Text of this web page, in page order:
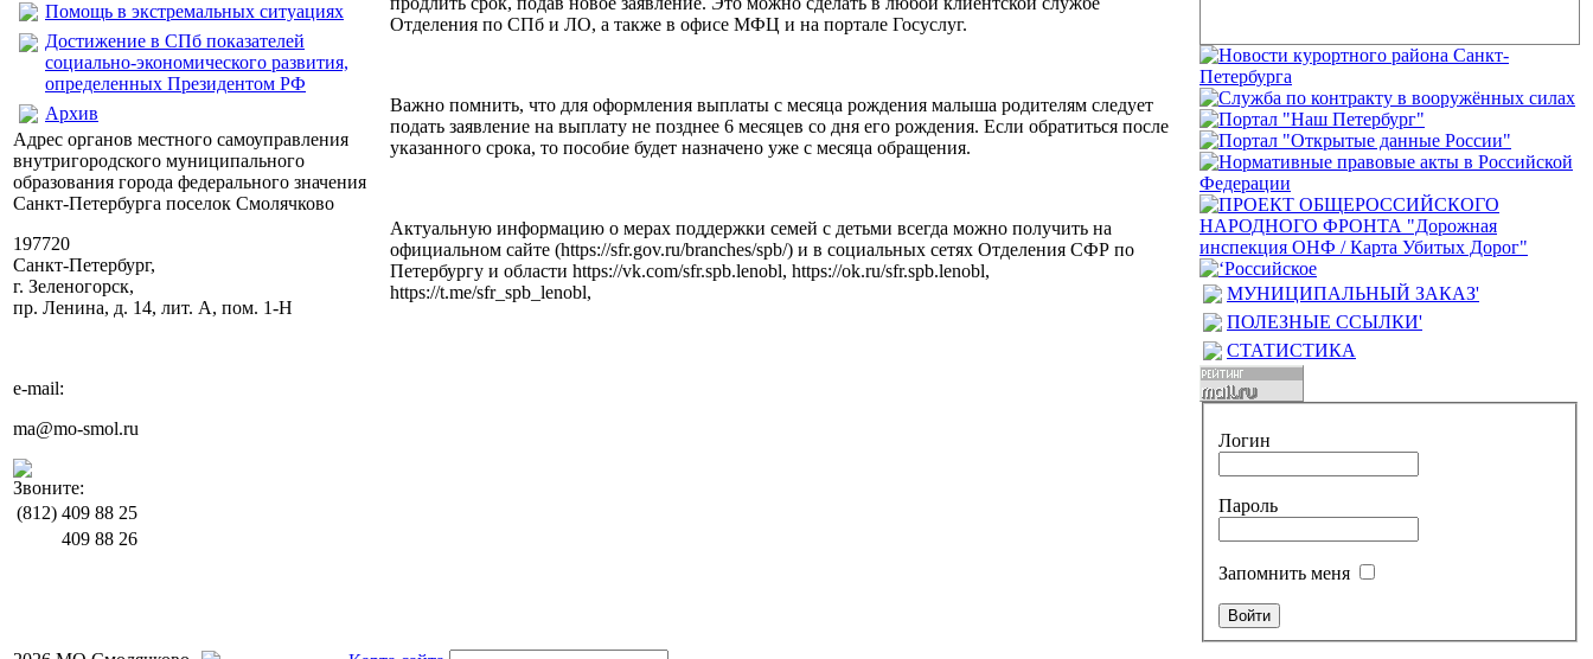
Помощь в экстремальных ситуациях
Достижение в СПб показателей
социально-экономического развития,
определенных Президентом РФ
Архив
Адрес органов местного самоуправления
внутригородского муниципального
образования города федерального значения
Санкт-Петербурга поселок Смолячково
197720
Санкт-Петербург,
г. Зеленогорск,
пр. Ленина, д. 14, лит. А, пом. 1-Н
e-mail:
ma@mo-smol.ru
Звоните:
(812) 409 88 25
409 88 26
Отделения по СПб и ЛО, а также в офисе МФЦ и на портале Госуслуг.
Важно помнить, что для оформления выплаты с месяца рождения малыша родителям следует
подать заявление на выплату не позднее 6 месяцев со дня его рождения. Если обратиться после
указанного срока, то пособие будет назначено уже с месяца обращения.
Актуальную информацию о мерах поддержки семей с детьми всегда можно получить на
официальном сайте (https://sfr.gov.ru/branches/spb/) и в социальных сетях Отделения СФР по
Петербургу и области https://vk.com/sfr.spb.lenobl, https://ok.ru/sfr.spb.lenobl,
https://t.me/sfr_spb_lenobl,
МУНИЦИПАЛЬНЫЙ ЗАКАЗ'
ПОЛЕЗНЫЕ ССЫЛКИ'
СТАТИСТИКА
Логин
Пароль
Запомнить меня